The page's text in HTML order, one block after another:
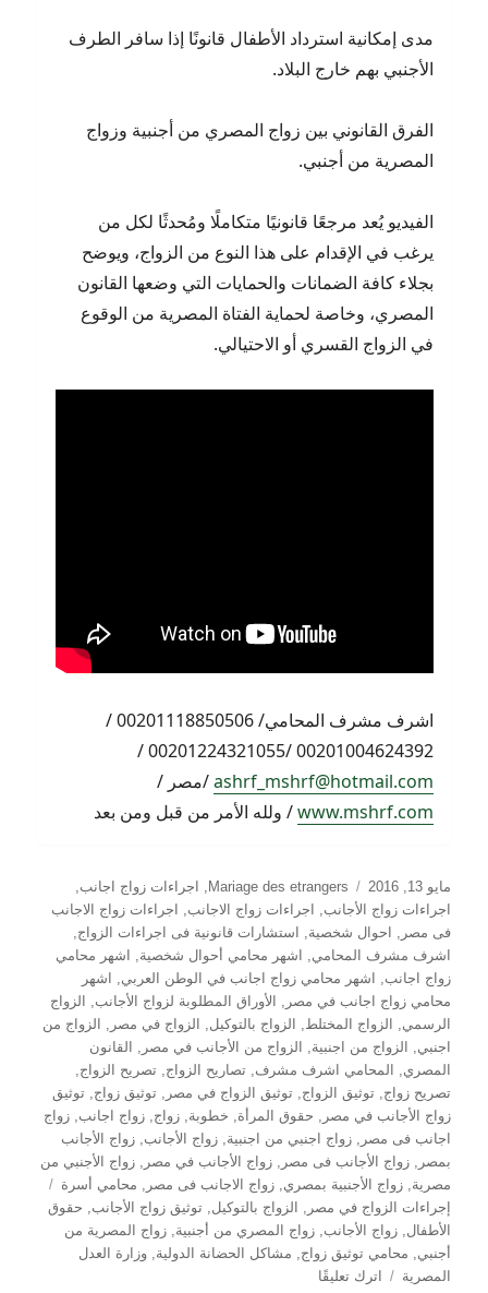
مدى إمكانية استرداد الأطفال قانونًا إذا سافر الطرف
الأجنبي بهم خارج البلاد.
الفرق القانوني بين زواج المصري من أجنبية وزواج
المصرية من أجنبي.
الفيديو يُعد مرجعًا قانونيًا متكاملًا ومُحدثًا لكل من
يرغب في الإقدام على هذا النوع من الزواج، ويوضح
بجلاء كافة الضمانات والحمايات التي وضعها القانون
المصري، وخاصة لحماية الفتاة المصرية من الوقوع
في الزواج القسري أو الاحتيالي.
اشرف مشرف المحامي/ 00201118850506 /
00201004624392 /00201224321055 /
ashrf_mshrf@hotmail.com/مصر /
www.mshrf.com/ ولله الأمر من قبل ومن بعد
نُشرت
في
مايو 13, 2016 التصنيفات
Mariage des etrangers اجراءات زواج اجانب
اجراءات زواج الأجانب
اجراءات زواج الاجانب
اجراءات زواج الاجانب
فى مصر
احوال شخصية استشارات قانونية فى اجراءات الزواج
اشرف مشرف المحامي
اشهر محامي أحوال شخصية
اشهر محامي
زواج اجانب
اشهر محامي زواج اجانب في الوطن العربي
اشهر
محامي زواج اجانب في مصر
الأوراق المطلوبة لزواج الأجانب
الزواج
الرسمي
الزواج المختلط الزواج بالتوكيل الزواج في مصر
الزواج من
اجنبي
الزواج من اجنبية الزواج من الأجانب في مصر
القانون
المصري
المحامي اشرف مشرف ,تصاريح الزواج ,تصريح الزواج
تصريح زواج ,توثيق الزواج ,توثيق الزواج في مصر ,توثيق زواج ,توثيق
زواج الأجانب في مصر
حقوق المرأة خطوبة ,زواج ,زواج اجانب ,زواج
اجانب فى مصر
,زواج اجنبي من اجنبية ,زواج الأجانب ,زواج الأجانب
بمصر
,زواج الأجانب فى مصر ,زواج الأجانب في مصر ,زواج الأجنبي من
مصرية ,زواج الأجنبية بمصري ,زواج الاجانب فى مصر محامي أسرة
إجراءات الزواج في مصر
الزواج بالتوكيل ,توثيق زواج الأجانب
حقوق
الأطفال ,زواج الأجانب ,زواج المصري من أجنبية ,زواج المصرية من
أجنبي
محامي توثيق زواج مشاكل الحضانة الدولية ,وزارة العدل
المصرية
اترك تعليقًا